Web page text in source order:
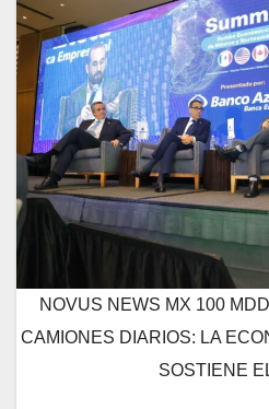
NOVUS NEWS MX 100
CAMIONES DIARIOS: LA
SOSTIENE